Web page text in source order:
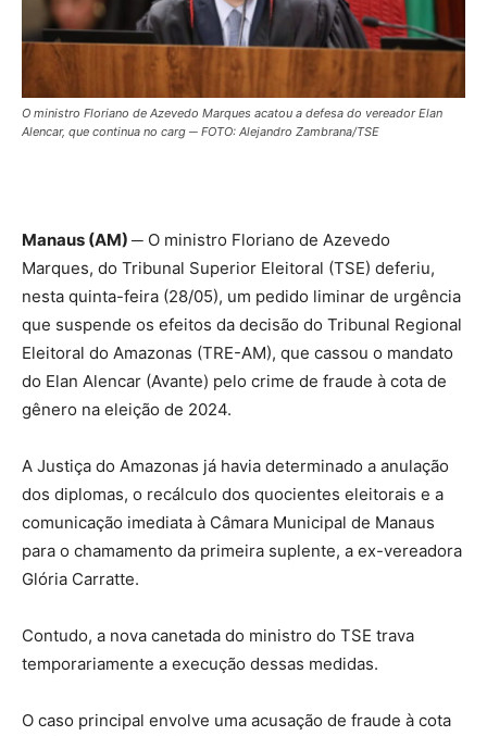
O ministro Floriano de Azevedo Marques acatou a defesa do vereador Elan
Alencar, que continua no carg ─ FOTO: Alejandro Zambrana/TSE
Manaus (AM) ─ O ministro Floriano de Azevedo
Marques, do Tribunal Superior Eleitoral (TSE) deferiu,
nesta quinta-feira (28/05), um pedido liminar de urgência
que suspende os efeitos da decisão do Tribunal Regional
Eleitoral do Amazonas (TRE-AM), que cassou o mandato
do Elan Alencar (Avante) pelo crime de fraude à cota de
gênero na eleição de 2024.
A Justiça do Amazonas já havia determinado a anulação
dos diplomas, o recálculo dos quocientes eleitorais e a
comunicação imediata à Câmara Municipal de Manaus
para o chamamento da primeira suplente, a ex-vereadora
Glória Carratte.
Contudo, a nova canetada do ministro do TSE trava
temporariamente a execução dessas medidas.
O caso principal envolve uma acusação de fraude à cota